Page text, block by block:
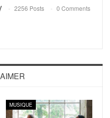
2256 Posts 0 Comments
MUSIQUE